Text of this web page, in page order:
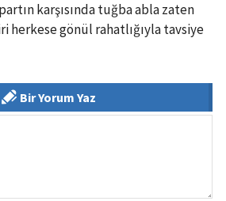
karşısında tuğba abla zaten
herkese gönül rahatlığıyla tavsiye
Bir Yorum Yaz